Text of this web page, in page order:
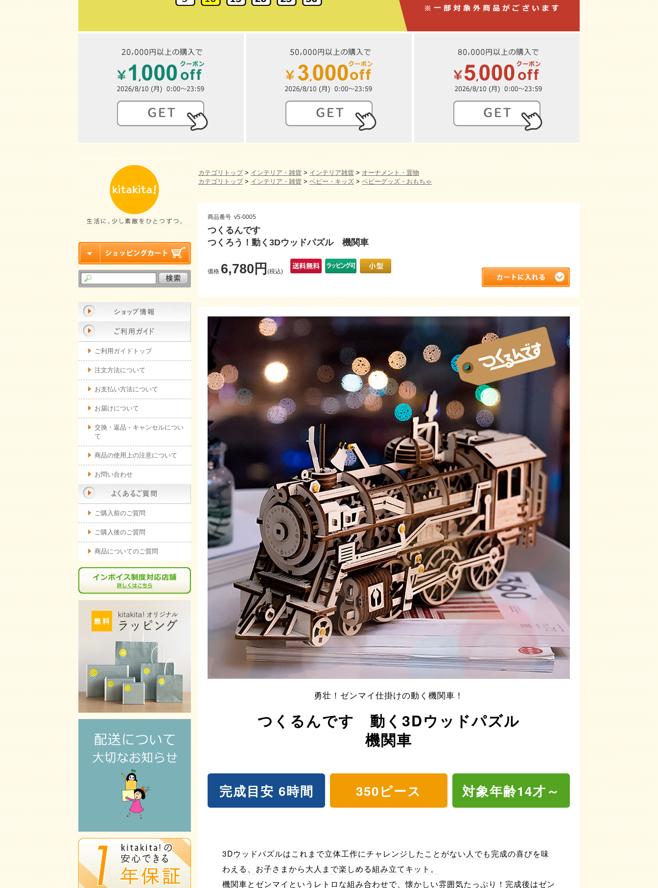
カテゴリトップ> インテリア・雑貨 > インテリア雑貨 > オーナメント・置物
カテゴリトップ> インテリア・雑貨 > ベビー・キッズ > ベビーグッズ・おもちゃ
商品番号 v5-0005
つくるんです
つくろう！動く3Dウッドパズル 機関車
価格 6,780円 (税込)
勇壮！ゼンマイ仕掛けの動く機関車！
つくるんです 動く3Dウッドパズル
機関車
完成目安 6時間 350ピース 対象年齢14才～
3Dウッドパズルはこれまで立体工作にチャレンジしたことがない人でも完成の喜びを味
わえる、お子さまから大人まで楽しめる組み立てキット。
機関車とゼンマイというレトロな組み合わせで、懐かしい雰囲気たっぷり！完成後はゼン
ご利用ガイドトップ
注文方法について
お支払い方法について
お届けについて
交換・返品・キャンセルについ
て
商品の使用上の注意について
お問い合わせ
ご購入前のご質問
ご購入後のご質問
商品についてのご質問